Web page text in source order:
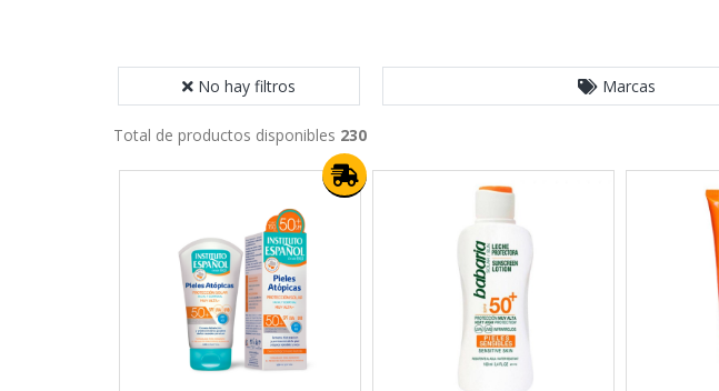
No hay filtros Marcas
Total de productos disponibles 230